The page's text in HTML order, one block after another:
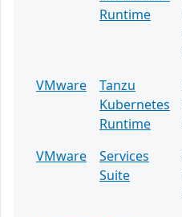
Runtime
VMware
Tanzu
Kubernetes
Runtime
VMware
Services
Suite